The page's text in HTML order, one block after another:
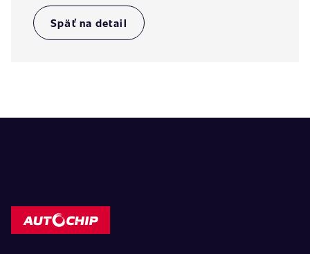
Späť na detail